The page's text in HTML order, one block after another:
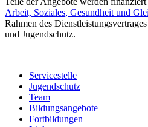
Arbeit, Soziales, Gesundheit und
Rahmen des
und Jugendschutz.
Servicestelle
Jugendschutz
Team
Bildungsangebote
Fortbildungen